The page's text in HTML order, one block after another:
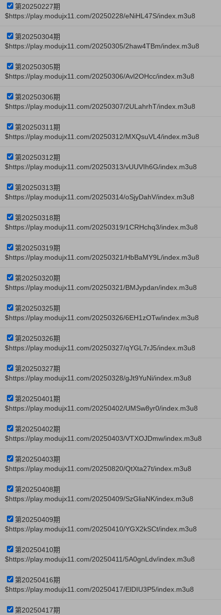
第20250227期
$https://play.modujx11.com/20250228/eNiHL47S/index.m3u8
第20250304期
$https://play.modujx11.com/20250305/2haw4TBm/index.m3u8
第20250305期
$https://play.modujx11.com/20250306/Avl2OHcc/index.m3u8
第20250306期
$https://play.modujx11.com/20250307/2ULahrhT/index.m3u8
第20250311期
$https://play.modujx11.com/20250312/MXQsuVL4/index.m3u8
第20250312期
$https://play.modujx11.com/20250313/vUUVIh6G/index.m3u8
第20250313期
$https://play.modujx11.com/20250314/oSjyDahV/index.m3u8
第20250318期
$https://play.modujx11.com/20250319/1CRHchq3/index.m3u8
第20250319期
$https://play.modujx11.com/20250321/HbBaMY9L/index.m3u8
第20250320期
$https://play.modujx11.com/20250321/BMJypdan/index.m3u8
第20250325期
$https://play.modujx11.com/20250326/6EH1zOTw/index.m3u8
第20250326期
$https://play.modujx11.com/20250327/qYGL7rJ5/index.m3u8
第20250327期
$https://play.modujx11.com/20250328/gJt9YuNi/index.m3u8
第20250401期
$https://play.modujx11.com/20250402/UMSw8yr0/index.m3u8
第20250402期
$https://play.modujx11.com/20250403/VTXOJDmw/index.m3u8
第20250403期
$https://play.modujx11.com/20250820/QtXta27t/index.m3u8
第20250408期
$https://play.modujx11.com/20250409/SzGliaNK/index.m3u8
第20250409期
$https://play.modujx11.com/20250410/YGX2kSCt/index.m3u8
第20250410期
$https://play.modujx11.com/20250411/5A0gnLdv/index.m3u8
第20250416期
$https://play.modujx11.com/20250417/ElDIU3P5/index.m3u8
第20250417期